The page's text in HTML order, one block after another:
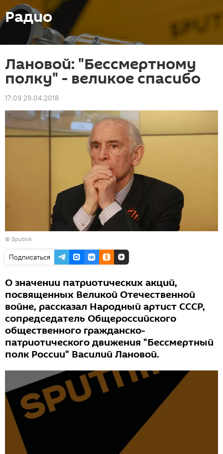
Радио
Лановой: "Бессмертному
полку" - великое спасибо
17:09 29.04.2018
© Sputnik
Подписаться
О значении патриотических акций,
посвященных Великой Отечественной
войне, рассказал Народный артист СССР,
сопредседатель Общероссийского
общественного гражданско-
патриотического движения "Бессмертный
полк России" Василий Лановой.